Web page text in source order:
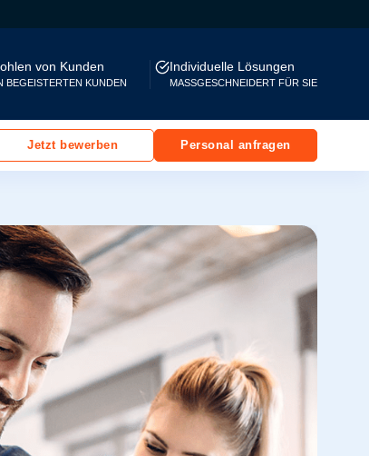
von Kunden
BEGEISTERTEN KUNDEN
Individuelle Lösungen
MASSGESCHNEIDERT FÜR SIE
Jetzt bewerben Personal anfragen